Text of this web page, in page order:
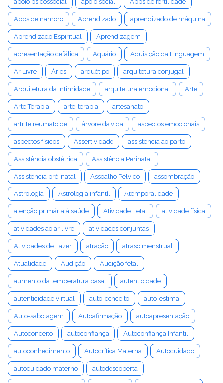
apoio psicossocial apoio social Apps de fertilidade
Apps de namoro Aprendizado aprendizado de máquina
Aprendizado Espiritual Aprendizagem
apresentação cefálica Aquário Aquisição da Linguagem
Ar Livre Áries arquétipo arquitetura conjugal
Arquitetura da Intimidade arquitetura emocional Arte
Arte Terapia arte-terapia artesanato
artrite reumatoide árvore da vida aspectos emocionais
aspectos físicos Assertividade assistência ao parto
Assistência obstétrica Assistência Perinatal
Assistência pré-natal Assoalho Pélvico assombração
Astrologia Astrologia Infantil Atemporalidade
atenção primária à saúde Atividade Fetal atividade física
atividades ao ar livre atividades conjuntas
Atividades de Lazer atração atraso menstrual
Atualidade Audição Audição fetal
aumento da temperatura basal autenticidade
autenticidade virtual auto-conceito auto-estima
Auto-sabotagem Autoafirmação autoapresentação
Autoconceito autoconfiança Autoconfiança Infantil
autoconhecimento Autocrítica Materna Autocuidado
autocuidado materno autodescoberta